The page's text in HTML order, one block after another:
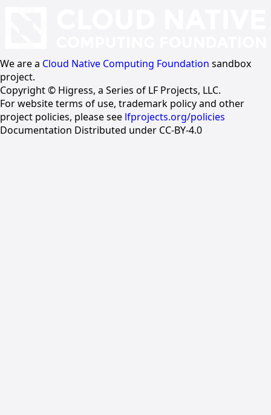
We are a Cloud Native Computing Foundation sandbox
project.
Copyright © Higress, a Series of LF Projects, LLC.
For website terms of use, trademark policy and other
project policies, please see lfprojects.org/policies
Documentation Distributed under CC-BY-4.0